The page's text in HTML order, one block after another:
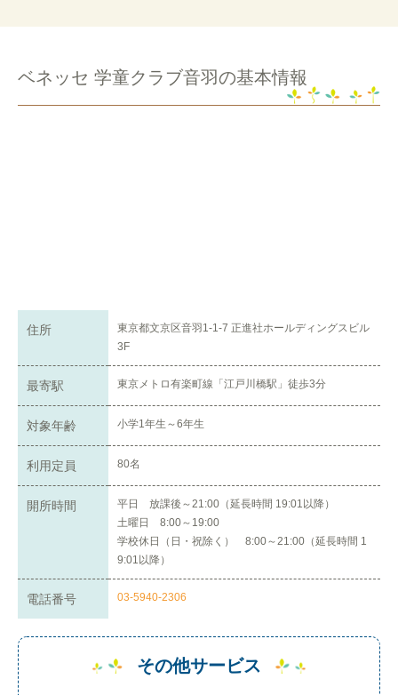
ベネッセ 学童クラブ音羽の基本情報
住所
東京都文京区音羽1-1-7 正進社ホールディングスビル
3F
最寄駅 東京メトロ有楽町線「江戸川橋駅」徒歩3分
対象年齢 小学1年生～6年生
利用定員 80名
開所時間
平日 放課後～21:00（延長時間 19:01以降）
土曜日 8:00～19:00
学校休日（日・祝除く） 8:00～21:00（延長時間 1
9:01以降）
電話番号 03-5940-2306
その他サービス